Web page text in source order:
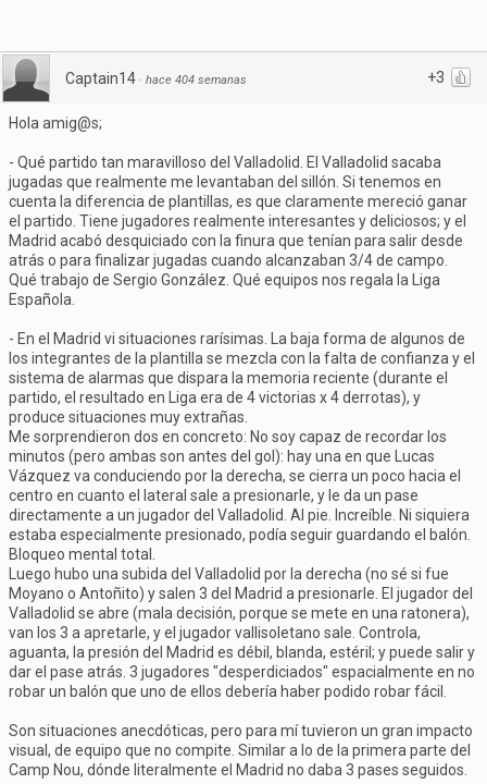
+3
Captain14 · hace 404 semanas
Hola amig@s;
- Qué partido tan maravilloso del Valladolid. El Valladolid sacaba
jugadas que realmente me levantaban del sillón. Si tenemos en
cuenta la diferencia de plantillas, es que claramente mereció ganar
el partido. Tiene jugadores realmente interesantes y deliciosos; y el
Madrid acabó desquiciado con la finura que tenían para salir desde
atrás o para finalizar jugadas cuando alcanzaban 3/4 de campo.
Qué trabajo de Sergio González. Qué equipos nos regala la Liga
Española.
- En el Madrid vi situaciones rarísimas. La baja forma de algunos de
los integrantes de la plantilla se mezcla con la falta de confianza y el
sistema de alarmas que dispara la memoria reciente (durante el
partido, el resultado en Liga era de 4 victorias x 4 derrotas), y
produce situaciones muy extrañas.
Me sorprendieron dos en concreto: No soy capaz de recordar los
minutos (pero ambas son antes del gol): hay una en que Lucas
Vázquez va conduciendo por la derecha, se cierra un poco hacia el
centro en cuanto el lateral sale a presionarle, y le da un pase
directamente a un jugador del Valladolid. Al pie. Increíble. Ni siquiera
estaba especialmente presionado, podía seguir guardando el balón.
Bloqueo mental total.
Luego hubo una subida del Valladolid por la derecha (no sé si fue
Moyano o Antoñito) y salen 3 del Madrid a presionarle. El jugador del
Valladolid se abre (mala decisión, porque se mete en una ratonera),
van los 3 a apretarle, y el jugador vallisoletano sale. Controla,
aguanta, la presión del Madrid es débil, blanda, estéril; y puede salir y
dar el pase atrás. 3 jugadores "desperdiciados" espacialmente en no
robar un balón que uno de ellos debería haber podido robar fácil.
Son situaciones anecdóticas, pero para mí tuvieron un gran impacto
visual, de equipo que no compite. Similar a lo de la primera parte del
Camp Nou, dónde literalmente el Madrid no daba 3 pases seguidos.